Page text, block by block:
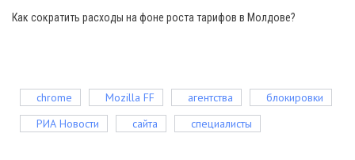
Как сократить расходы на фоне роста тарифов в Молдове?
chrome Mozilla FF агентства
блокировки
РИА Новости
сайта специалисты